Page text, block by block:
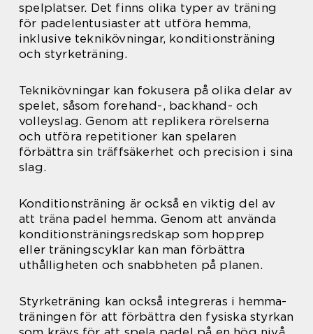
spelplatser. Det finns olika typer av träning
för padelentusiaster att utföra hemma,
inklusive teknikövningar, konditionsträning
och styrketräning.
Teknikövningar kan fokusera på olika delar av
spelet, såsom forehand-, backhand- och
volleyslag. Genom att replikera rörelserna
och utföra repetitioner kan spelaren
förbättra sin träffsäkerhet och precision i sina
slag.
Konditionsträning är också en viktig del av
att träna padel hemma. Genom att använda
konditionsträningsredskap som hopprep
eller träningscyklar kan man förbättra
uthålligheten och snabbheten på planen.
Styrketräning kan också integreras i hemma-
träningen för att förbättra den fysiska styrkan